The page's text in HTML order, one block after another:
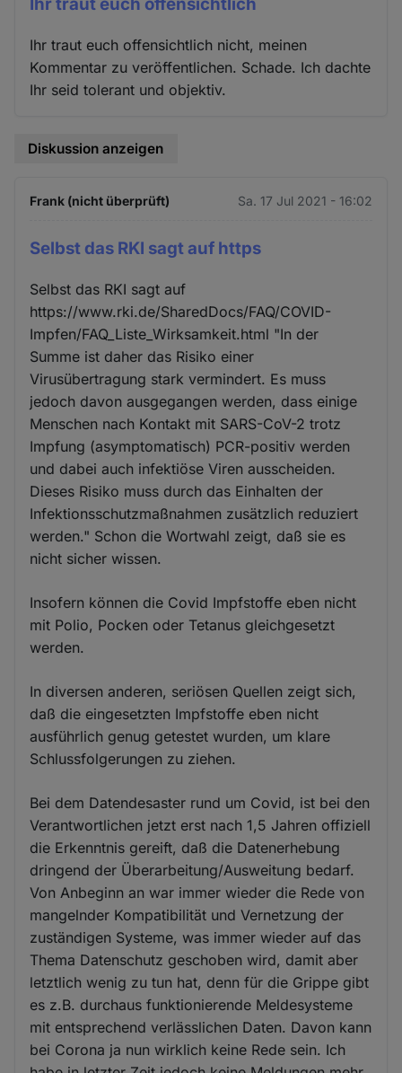
Ihr traut euch offensichtlich
Ihr traut euch offensichtlich nicht, meinen
Kommentar zu veröffentlichen. Schade. Ich dachte
Ihr seid tolerant und objektiv.
Diskussion anzeigen
Frank (nicht überprüft) Sa. 17 Jul 2021 - 16:02
Selbst das RKI sagt auf https
Selbst das RKI sagt auf
https://www.rki.de/SharedDocs/FAQ/COVID-
Impfen/FAQ_Liste_Wirksamkeit.html "In der
Summe ist daher das Risiko einer
Virusübertragung stark vermindert. Es muss
jedoch davon ausgegangen werden, dass einige
Menschen nach Kontakt mit SARS-CoV-2 trotz
Impfung (asymptomatisch) PCR-positiv werden
und dabei auch infektiöse Viren ausscheiden.
Dieses Risiko muss durch das Einhalten der
Infektionsschutzmaßnahmen zusätzlich reduziert
werden." Schon die Wortwahl zeigt, daß sie es
nicht sicher wissen.
Insofern können die Covid Impfstoffe eben nicht
mit Polio, Pocken oder Tetanus gleichgesetzt
werden.
In diversen anderen, seriösen Quellen zeigt sich,
daß die eingesetzten Impfstoffe eben nicht
ausführlich genug getestet wurden, um klare
Schlussfolgerungen zu ziehen.
Bei dem Datendesaster rund um Covid, ist bei den
Verantwortlichen jetzt erst nach 1,5 Jahren offiziell
die Erkenntnis gereift, daß die Datenerhebung
dringend der Überarbeitung/Ausweitung bedarf.
Von Anbeginn an war immer wieder die Rede von
mangelnder Kompatibilität und Vernetzung der
zuständigen Systeme, was immer wieder auf das
Thema Datenschutz geschoben wird, damit aber
letztlich wenig zu tun hat, denn für die Grippe gibt
es z.B. durchaus funktionierende Meldesysteme
mit entsprechend verlässlichen Daten. Davon kann
bei Corona ja nun wirklich keine Rede sein. Ich